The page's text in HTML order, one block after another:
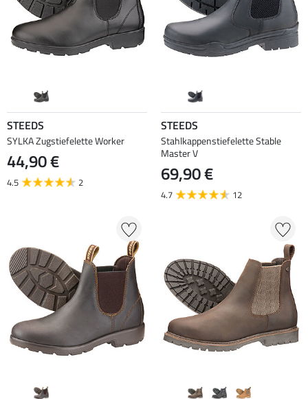
STEEDS
SYLKA Zugstiefelette Worker
44,90 €
4.5 2
STEEDS
Stahlkappenstiefelette Stable
Master V
69,90 €
4.7 12